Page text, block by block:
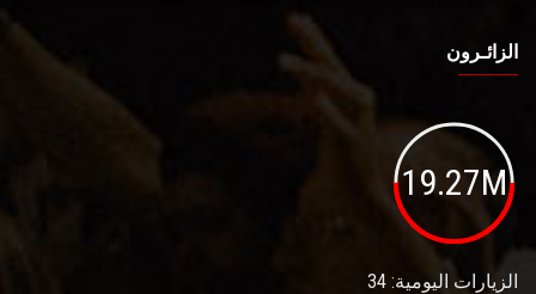
الزائـرون
19.27M
الزيارات اليومية: 34